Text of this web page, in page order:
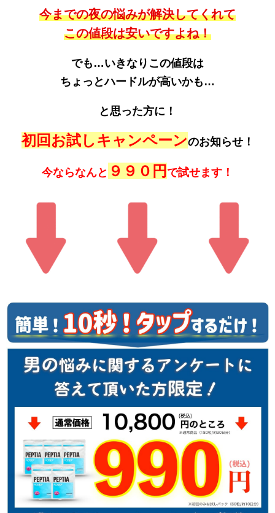
今までの夜の悩みが解決してくれて
この値段は安いですよね！
でも…いきなりこの値段は
ちょっとハードルが高いかも…
と思った方に！
初回お試しキャンペーンのお知らせ！
今ならなんと ９９０円 で試せます！